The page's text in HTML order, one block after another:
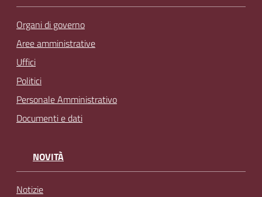
Organi di governo
Aree amministrative
Uffici
Politici
Personale Amministrativo
Documenti e dati
NOVITÀ
Notizie